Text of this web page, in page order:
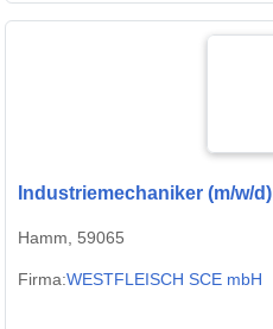
Industriemechaniker (m/w/d)
Hamm, 59065
Firma:WESTFLEISCH SCE mbH